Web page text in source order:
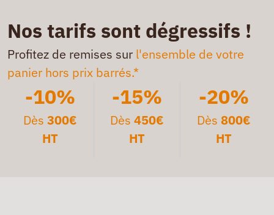
Nos tarifs sont dégressifs !
Profitez de remises sur l'ensemble de votre
panier hors prix barrés.*
-10%
Dès300€
HT
-15%
Dès 450€
HT
-20%
Dès 800€
HT